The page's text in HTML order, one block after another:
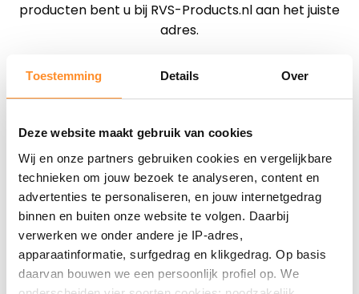
Toestemming Details Over
Deze website maakt gebruik van cookies
Wij en onze partners gebruiken cookies en vergelijkbare
technieken om jouw bezoek te analyseren, content en
advertenties te personaliseren, en jouw internetgedrag
binnen en buiten onze website te volgen. Daarbij
verwerken we onder andere je IP-adres,
apparaatinformatie, surfgedrag en klikgedrag. Op basis
daarvan bouwen we een persoonlijk profiel op. We
producten bent u bij RVS-Products.nl aan het juiste
adres.
Capelle aan den IJssel aan meer dan 20.000 klanten
in heel Nederland en België RVS producten.
Ook zijn wij Thuiswinkel gecertificeerd. Dit betekent
dat u kunt rekenen op een correcte afhandeling van
uw bestelling.
Direct shoppen
Naar winkels